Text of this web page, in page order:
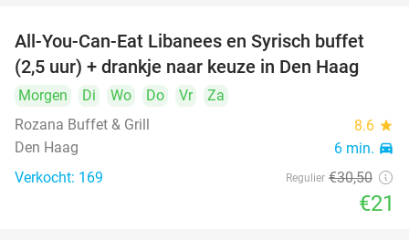
31%
All-You-Can-Eat Libanees en Syrisch buffet
(2,5 uur) + drankje naar keuze in Den Haag
Morgen Di Wo Do Vr
Za
Rozana Buffet & Grill
8.6 star
Den Haag 6 min. directions_car
Verkocht: 169 Regulier €30,50
€21